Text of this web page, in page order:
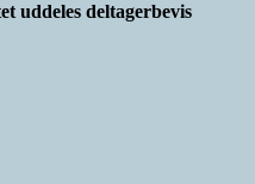
uddeles deltagerbevis